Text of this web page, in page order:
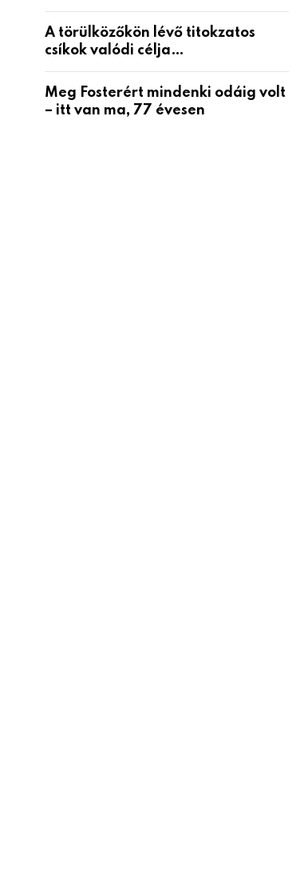
A törülközőkön lévő titokzatos
csíkok valódi célja…
Meg Fosterért mindenki odáig volt
– itt van ma, 77 évesen